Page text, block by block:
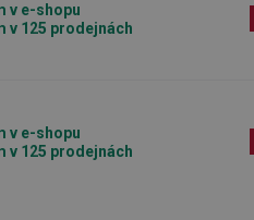
v e-shopu
v 125 prodejnách
v e-shopu
v 125 prodejnách